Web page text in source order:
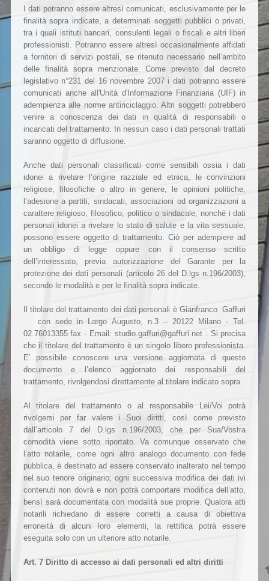
I dati potranno essere altresì comunicati, esclusivamente per le
finalità sopra indicate, a determinati soggetti pubblici o privati,
tra i quali istituti bancari, consulenti legali o fiscali e altri liberi
professionisti. Potranno essere altresì occasionalmente affidati
a fornitori di servizi postali, se ritenuto necessario nell’ambito
delle finalità sopra menzionate. Come previsto dal decreto
legislativo n°231 del 16 novembre 2007 i dati potranno essere
comunicati anche all'Unità d'Informazione Finanziaria (UIF) in
adempienza alle norme antiriciclaggio. Altri soggetti potrebbero
venire a conoscenza dei dati in qualità di responsabili o
incaricati del trattamento. In nessun caso i dati personali trattati
saranno oggetto di diffusione.
Anche dati personali classificati come sensibili ossia i dati
idonei a rivelare l’origine razziale ed etnica, le convinzioni
religiose, filosofiche o altro in genere, le opinioni politiche,
l’adesione a partiti, sindacati, associazioni od organizzazioni a
carattere religioso, filosofico, politico o sindacale, nonché i dati
personali idonei a rivelare lo stato di salute e la vita sessuale,
possono essere oggetto di trattamento. Ciò per adempiere ad
un obbligo di legge oppure con il consenso scritto
dell’interessato, previa autorizzazione del Garante per la
protezione dei dati personali (articolo 26 del D.lgs n.196/2003),
secondo le modalità e per le finalità sopra indicate.
Il titolare del trattamento dei dati personali è Gianfranco Gaffuri
con sede in Largo Augusto, n.3 – 20122 Milano - Tel.
02.76013355 fax - Email: studio.gaffuri@gaffuri.net . Si precisa
che il titolare del trattamento è un singolo libero professionista.
E’ possibile conoscere una versione aggiornata di questo
documento e l’elenco aggiornato dei responsabili del
trattamento, rivolgendosi direttamente al titolare indicato sopra.
Al titolare del trattamento o al responsabile Lei/Voi potrà
rivolgersi per far valere i Suoi diritti, così come previsto
dall’articolo 7 del D.lgs n.196/2003, che per Sua/Vostra
comodità viene sotto riportato. Va comunque osservato che
l’atto notarile, come ogni altro analogo documento con fede
pubblica, è destinato ad essere conservato inalterato nel tempo
nel suo tenore originario; ogni successiva modifica dei dati ivi
contenuti non dovrà e non potrà comportare modifica dell’atto,
bensì sarà documentata con modalità sue proprie. Qualora atti
notarili richiedano di essere corretti a causa di obiettiva
erroneità di alcuni loro elementi, la rettifica potrà essere
eseguita solo con un ulteriore atto notarile.
Art. 7 Diritto di accesso ai dati personali ed altri diritti